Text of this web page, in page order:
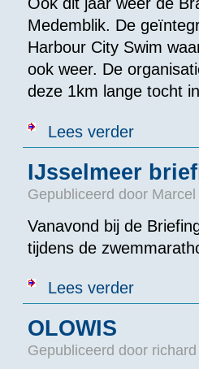
Medemblik. De
Harbour City Swim
ook weer. De
deze 1km lange tocht
Lees verderover
IJsselmeer
Gepubliceerd door
Vanavond bij de
tijdens de
Lees verderover
OLOWIS
Gepubliceerd door